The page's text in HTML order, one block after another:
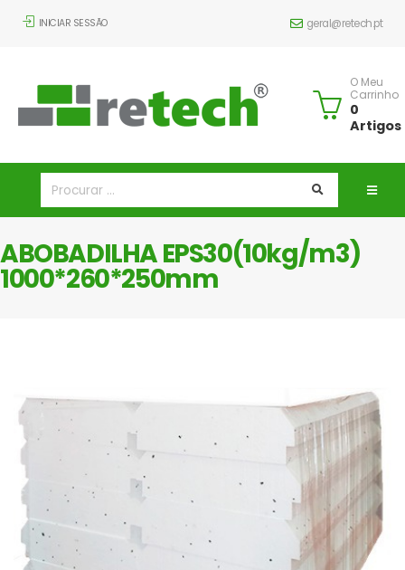
INICIAR SESSÃO geral@retech.pt
O Meu
Carrinho
0
Artigos
ABOBADILHA EPS30(10kg/m3)
1000*260*250mm